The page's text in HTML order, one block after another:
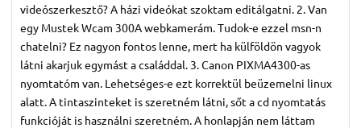
videószerkesztő? A házi videókat szoktam editálgatni. 2. Van
egy Mustek Wcam 300A webkamerám. Tudok-e ezzel msn-n
chatelni? Ez nagyon fontos lenne, mert ha külföldön vagyok
látni akarjuk egymást a családdal. 3. Canon PIXMA4300-as
nyomtatóm van. Lehetséges-e ezt korrektül beüzemelni linux
alatt. A tintaszinteket is szeretném látni, sőt a cd nyomtatás
funkcióját is használni szeretném. A honlapján nem láttam